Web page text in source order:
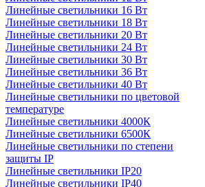
Линейные светильники 16 Вт
Линейные светильники 18 Вт
Линейные светильники 20 Вт
Линейные светильники 24 Вт
Линейные светильники 30 Вт
Линейные светильники 36 Вт
Линейные светильники 40 Вт
Линейные светильники по цветовой
температуре
Линейные светильники 4000К
Линейные светильники 6500К
Линейные светильники по степени
защиты IP
Линейные светильники IP20
Линейные светильники IP40